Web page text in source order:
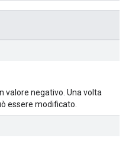
valore negativo. Una volta
essere modificato.